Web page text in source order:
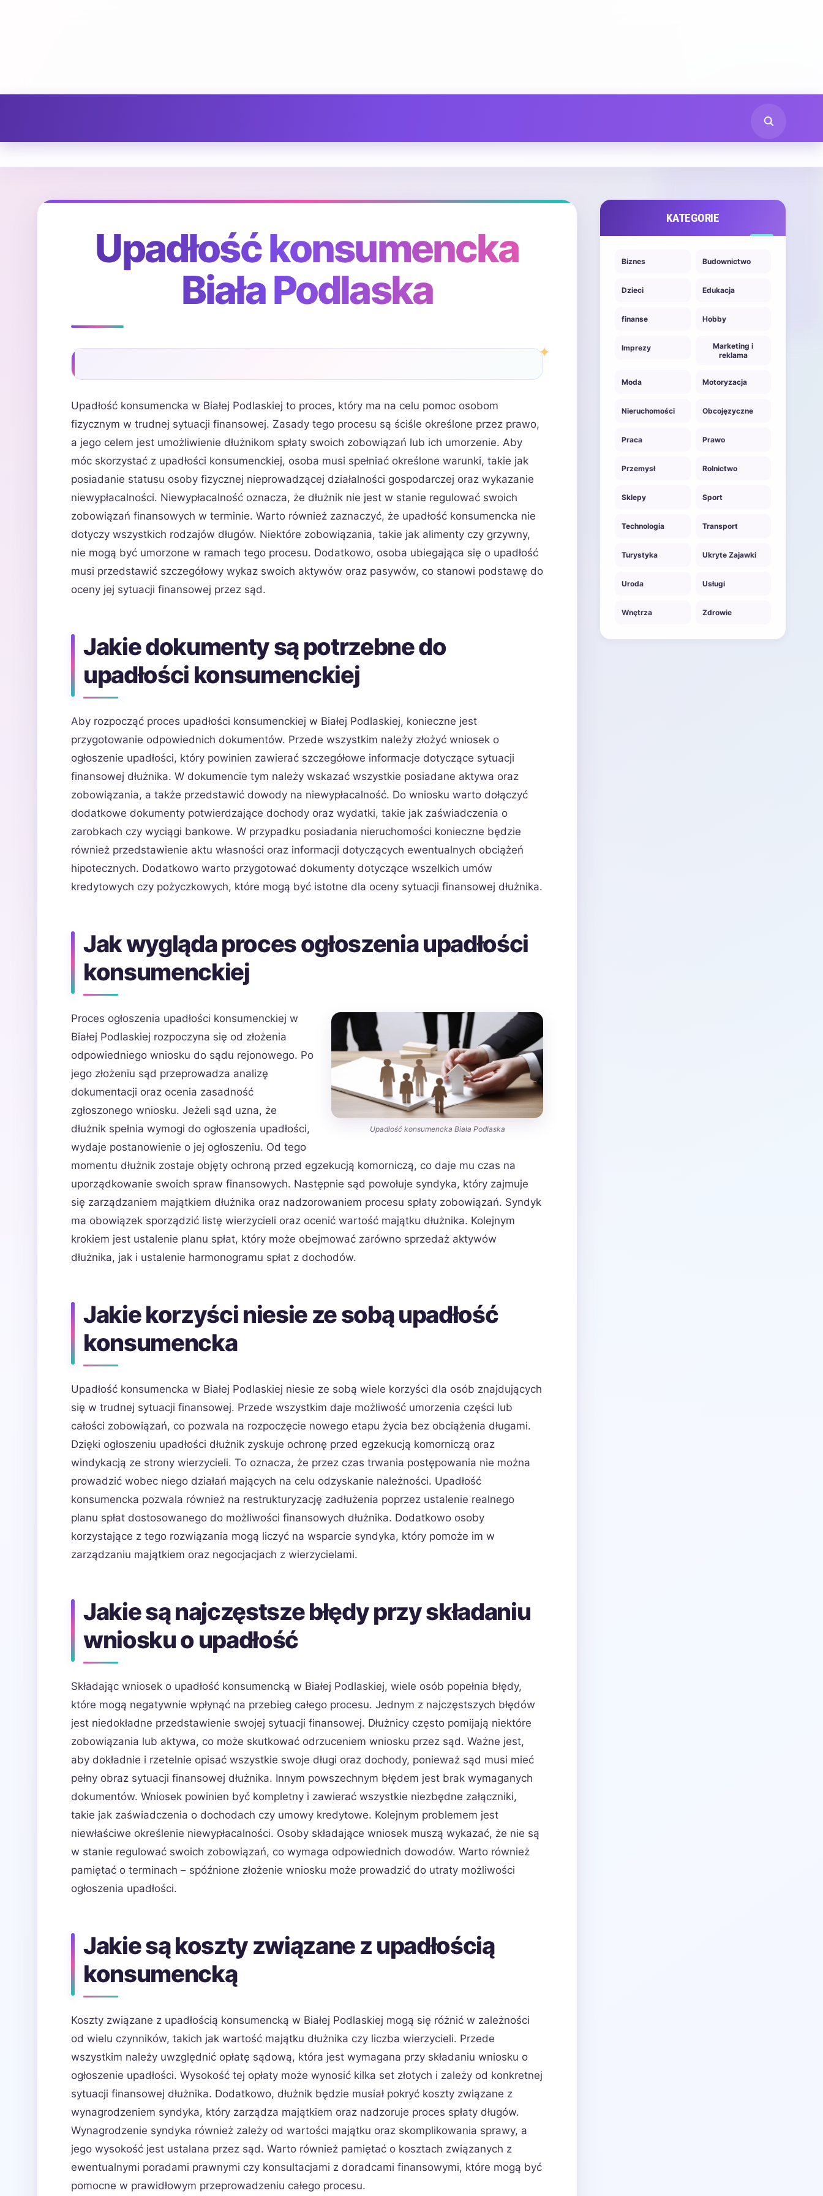
Upadłość konsumencka
Biała Podlaska
Upadłość konsumencka w Białej Podlaskiej to proces, który ma na celu pomoc osobom
fizycznym w trudnej sytuacji finansowej. Zasady tego procesu są ściśle określone przez prawo,
a jego celem jest umożliwienie dłużnikom spłaty swoich zobowiązań lub ich umorzenie. Aby
móc skorzystać z upadłości konsumenckiej, osoba musi spełniać określone warunki, takie jak
posiadanie statusu osoby fizycznej nieprowadzącej działalności gospodarczej oraz wykazanie
niewypłacalności. Niewypłacalność oznacza, że dłużnik nie jest w stanie regulować swoich
zobowiązań finansowych w terminie. Warto również zaznaczyć, że upadłość konsumencka nie
dotyczy wszystkich rodzajów długów. Niektóre zobowiązania, takie jak alimenty czy grzywny,
nie mogą być umorzone w ramach tego procesu. Dodatkowo, osoba ubiegająca się o upadłość
musi przedstawić szczegółowy wykaz swoich aktywów oraz pasywów, co stanowi podstawę do
oceny jej sytuacji finansowej przez sąd.
Jakie dokumenty są potrzebne do
upadłości konsumenckiej
Aby rozpocząć proces upadłości konsumenckiej w Białej Podlaskiej, konieczne jest
przygotowanie odpowiednich dokumentów. Przede wszystkim należy złożyć wniosek o
ogłoszenie upadłości, który powinien zawierać szczegółowe informacje dotyczące sytuacji
finansowej dłużnika. W dokumencie tym należy wskazać wszystkie posiadane aktywa oraz
zobowiązania, a także przedstawić dowody na niewypłacalność. Do wniosku warto dołączyć
dodatkowe dokumenty potwierdzające dochody oraz wydatki, takie jak zaświadczenia o
zarobkach czy wyciągi bankowe. W przypadku posiadania nieruchomości konieczne będzie
również przedstawienie aktu własności oraz informacji dotyczących ewentualnych obciążeń
hipotecznych. Dodatkowo warto przygotować dokumenty dotyczące wszelkich umów
kredytowych czy pożyczkowych, które mogą być istotne dla oceny sytuacji finansowej dłużnika.
Jak wygląda proces ogłoszenia upadłości
konsumenckiej
Upadłość konsumencka Biała Podlaska
Proces ogłoszenia upadłości konsumenckiej w
Białej Podlaskiej rozpoczyna się od złożenia
odpowiedniego wniosku do sądu rejonowego. Po
jego złożeniu sąd przeprowadza analizę
dokumentacji oraz ocenia zasadność
zgłoszonego wniosku. Jeżeli sąd uzna, że
dłużnik spełnia wymogi do ogłoszenia upadłości,
wydaje postanowienie o jej ogłoszeniu. Od tego
momentu dłużnik zostaje objęty ochroną przed egzekucją komorniczą, co daje mu czas na
uporządkowanie swoich spraw finansowych. Następnie sąd powołuje syndyka, który zajmuje
się zarządzaniem majątkiem dłużnika oraz nadzorowaniem procesu spłaty zobowiązań. Syndyk
ma obowiązek sporządzić listę wierzycieli oraz ocenić wartość majątku dłużnika. Kolejnym
krokiem jest ustalenie planu spłat, który może obejmować zarówno sprzedaż aktywów
dłużnika, jak i ustalenie harmonogramu spłat z dochodów.
Jakie korzyści niesie ze sobą upadłość
konsumencka
Upadłość konsumencka w Białej Podlaskiej niesie ze sobą wiele korzyści dla osób znajdujących
się w trudnej sytuacji finansowej. Przede wszystkim daje możliwość umorzenia części lub
całości zobowiązań, co pozwala na rozpoczęcie nowego etapu życia bez obciążenia długami.
Dzięki ogłoszeniu upadłości dłużnik zyskuje ochronę przed egzekucją komorniczą oraz
windykacją ze strony wierzycieli. To oznacza, że przez czas trwania postępowania nie można
prowadzić wobec niego działań mających na celu odzyskanie należności. Upadłość
konsumencka pozwala również na restrukturyzację zadłużenia poprzez ustalenie realnego
planu spłat dostosowanego do możliwości finansowych dłużnika. Dodatkowo osoby
korzystające z tego rozwiązania mogą liczyć na wsparcie syndyka, który pomoże im w
zarządzaniu majątkiem oraz negocjacjach z wierzycielami.
Jakie są najczęstsze błędy przy składaniu
wniosku o upadłość
Składając wniosek o upadłość konsumencką w Białej Podlaskiej, wiele osób popełnia błędy,
które mogą negatywnie wpłynąć na przebieg całego procesu. Jednym z najczęstszych błędów
jest niedokładne przedstawienie swojej sytuacji finansowej. Dłużnicy często pomijają niektóre
zobowiązania lub aktywa, co może skutkować odrzuceniem wniosku przez sąd. Ważne jest,
aby dokładnie i rzetelnie opisać wszystkie swoje długi oraz dochody, ponieważ sąd musi mieć
pełny obraz sytuacji finansowej dłużnika. Innym powszechnym błędem jest brak wymaganych
dokumentów. Wniosek powinien być kompletny i zawierać wszystkie niezbędne załączniki,
takie jak zaświadczenia o dochodach czy umowy kredytowe. Kolejnym problemem jest
niewłaściwe określenie niewypłacalności. Osoby składające wniosek muszą wykazać, że nie są
w stanie regulować swoich zobowiązań, co wymaga odpowiednich dowodów. Warto również
pamiętać o terminach – spóźnione złożenie wniosku może prowadzić do utraty możliwości
ogłoszenia upadłości.
Jakie są koszty związane z upadłością
konsumencką
Koszty związane z upadłością konsumencką w Białej Podlaskiej mogą się różnić w zależności
od wielu czynników, takich jak wartość majątku dłużnika czy liczba wierzycieli. Przede
wszystkim należy uwzględnić opłatę sądową, która jest wymagana przy składaniu wniosku o
ogłoszenie upadłości. Wysokość tej opłaty może wynosić kilka set złotych i zależy od konkretnej
sytuacji finansowej dłużnika. Dodatkowo, dłużnik będzie musiał pokryć koszty związane z
wynagrodzeniem syndyka, który zarządza majątkiem oraz nadzoruje proces spłaty długów.
Wynagrodzenie syndyka również zależy od wartości majątku oraz skomplikowania sprawy, a
jego wysokość jest ustalana przez sąd. Warto również pamiętać o kosztach związanych z
ewentualnymi poradami prawnymi czy konsultacjami z doradcami finansowymi, które mogą być
pomocne w prawidłowym przeprowadzeniu całego procesu.
KATEGORIE
Biznes Budownictwo
Dzieci Edukacja
finanse Hobby
Imprezy
Marketing i
reklama
Moda Motoryzacja
Nieruchomości Obcojęzyczne
Praca Prawo
Przemysł Rolnictwo
Sklepy Sport
Technologia Transport
Turystyka Ukryte Zajawki
Uroda Usługi
Wnętrza Zdrowie